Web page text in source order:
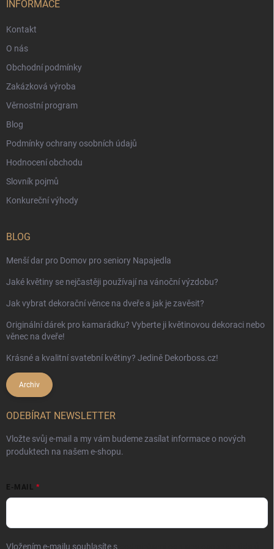
INFORMACE
Kontakt
O nás
Obchodní podmínky
Zakázková výroba
Věrnostní program
Blog
Podmínky ochrany osobních údajů
Hodnocení obchodu
Slovník pojmů
Konkureční výhody
BLOG
Menší dar pro Domov pro seniory Napajedla
Jaké květiny se nejčastěji používají na vánoční výzdobu?
Jak vybrat dekorační věnce na dveře a jak je zavěsit?
Originální dárek pro kamarádku? Vyberte ji květinovou dekoraci nebo
věnec na dveře!
Krásné a kvalitní svatební květiny? Jedině Dekorboss.cz!
Archiv
ODEBÍRAT NEWSLETTER
Vložte svůj e-mail a my vám budeme zasílat informace o nových
produktech na našem e-shopu.
E-MAIL
Vložením e-mailu souhlasíte s